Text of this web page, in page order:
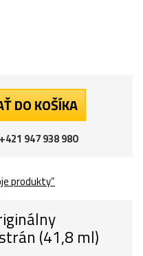
DO KOŠÍKA
+421 947 938 980
produkty”
(41,8 ml)